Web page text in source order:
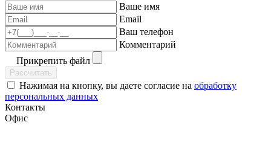
Ваше имя
Email
Ваш телефон
Комментарий
Прикрепить файл
Рассчитать
Нажимая на кнопку, вы даете согласие на обработку
персональных данных
Контакты
Офис